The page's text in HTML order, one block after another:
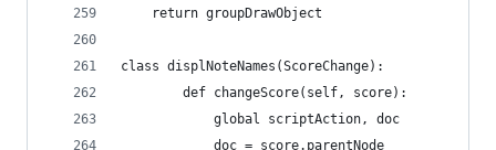
    return groupDrawObject
class displNoteNames(ScoreChange):
        def changeScore(self, score):
            global scriptAction, doc
            doc = score.parentNode